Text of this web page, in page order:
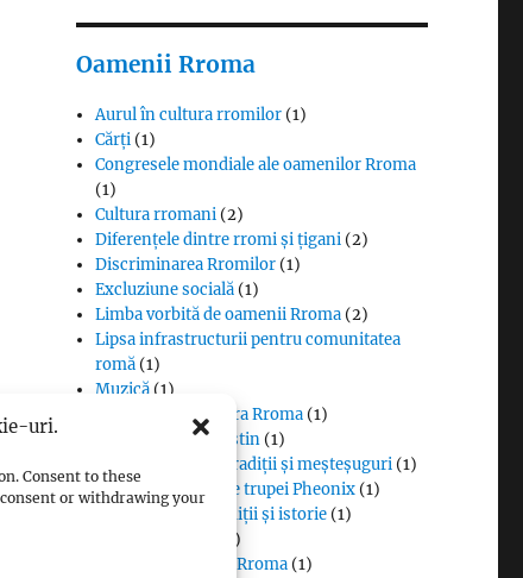
uri.
Consent to these
or withdrawing your
Oamenii Rroma
Aurul în cultura rromilor (1)
Cărți (1)
Congresele mondiale ale oamenilor Rroma
(1)
Cultura rromani (2)
Diferențele dintre rromi și țigani (2)
Discriminarea Rromilor (1)
Excluziune socială (1)
Limba vorbită de oamenii Rroma (2)
Lipsa infrastructurii pentru comunitatea
romă (1)
Muzică(1)
Proverbe din cultura Rroma (1)
Romii și cultul creștin (1)
Rromii căldărari: tradiții și meșteșuguri (1)
Rromii în melodiile trupei Pheonix (1)
Rromii slătari: tradiții și istorie (1)
(1)
Steagul oamenilor Rroma (1)